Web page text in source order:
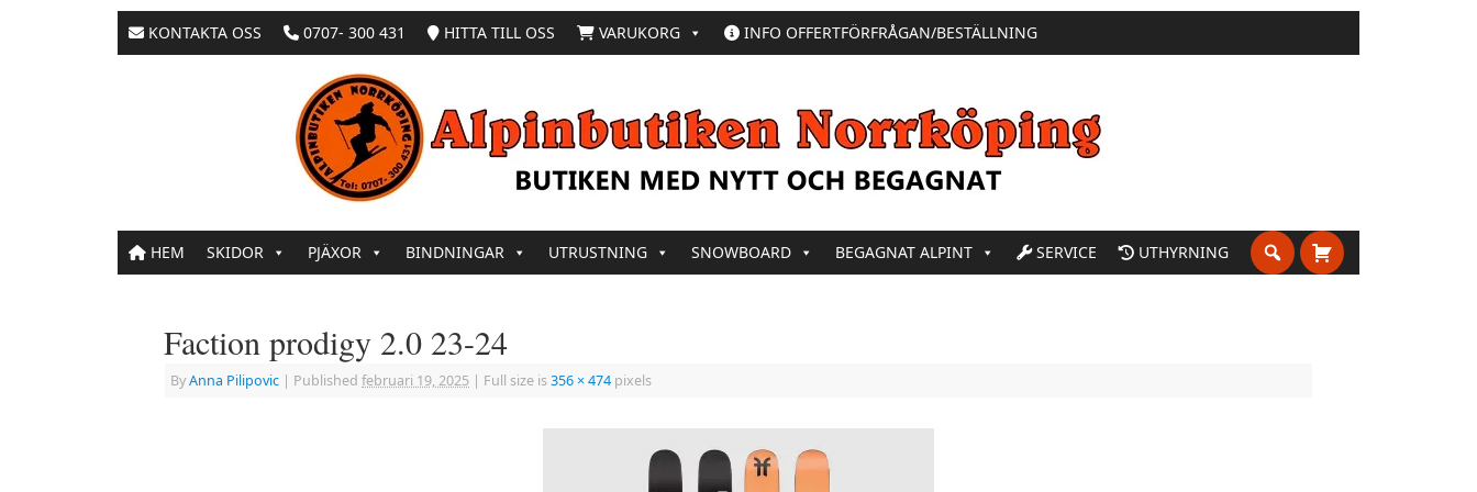
KONTAKTA OSS 0707- 300 431 HITTA TILL OSS VARUKORG INFO OFFERTFÖRFRÅGAN/BESTÄLLNING
HEM SKIDOR PJÄXOR BINDNINGAR UTRUSTNING SNOWBOARD BEGAGNAT ALPINT SERVICE UTHYRNING
Faction prodigy 2.0 23-24
ByAnna Pilipovic | Published februari 19, 2025 | Full size is356 × 474 pixels